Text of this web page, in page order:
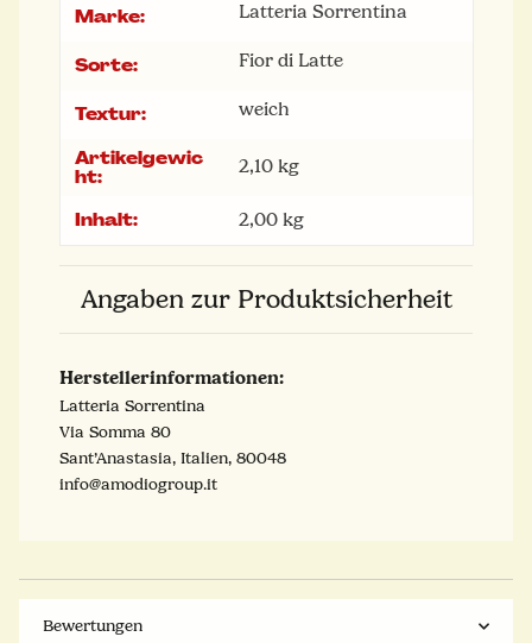
Marke: Latteria Sorrentina
Sorte: Fior di Latte
Textur: weich
Artikelgewic
ht:
2,10 kg
Inhalt: 2,00 kg
Angaben zur Produktsicherheit
Herstellerinformationen:
Latteria Sorrentina
Via Somma 80
Sant’Anastasia, Italien, 80048
info@amodiogroup.it
Bewertungen